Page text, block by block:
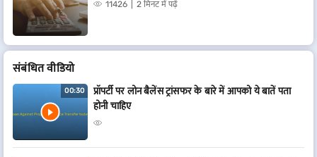
11426 2 मिनट में पढ़ें
संबंधित वीडियो
00:30
प्रॉपर्टी पर लोन बैलेंस ट्रांसफर के बारे में आपको ये बातें पता
होनी चाहिए